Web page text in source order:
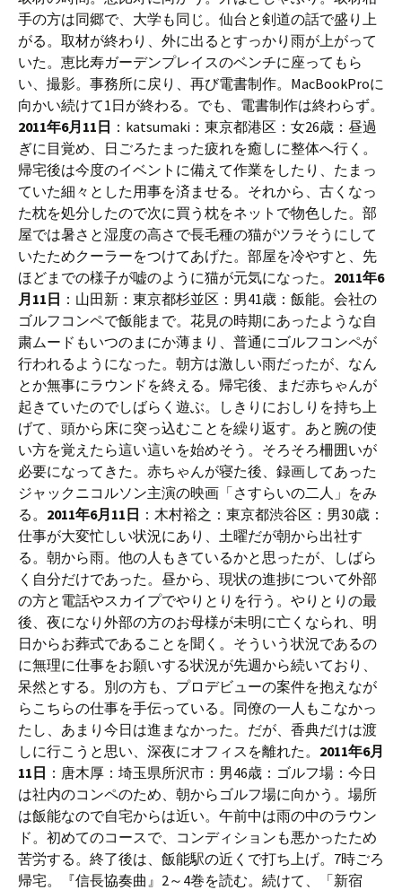
手の方は同郷で、大学も同じ。仙台と剣道の話で盛り上
がる。取材が終わり、外に出るとすっかり雨が上がって
いた。恵比寿ガーデンプレイスのベンチに座ってもら
い、撮影。事務所に戻り、再び電書制作。MacBookProに
向かい続けて1日が終わる。でも、電書制作は終わらず。
2011年6月11日 ：katsumaki：東京都港区：女26歳：昼過
ぎに目覚め、日ごろたまった疲れを癒しに整体へ行く。
帰宅後は今度のイベントに備えて作業をしたり、たまっ
ていた細々とした用事を済ませる。それから、古くなっ
た枕を処分したので次に買う枕をネットで物色した。部
屋では暑さと湿度の高さで長毛種の猫がツラそうにして
いたためクーラーをつけてあげた。部屋を冷やすと、先
ほどまでの様子が嘘のように猫が元気になった。 2011年6
月11日 ：山田新：東京都杉並区：男41歳：飯能。会社の
ゴルフコンペで飯能まで。花見の時期にあったような自
粛ムードもいつのまにか薄まり、普通にゴルフコンペが
行われるようになった。朝方は激しい雨だったが、なん
とか無事にラウンドを終える。帰宅後、まだ赤ちゃんが
起きていたのでしばらく遊ぶ。しきりにおしりを持ち上
げて、頭から床に突っ込むことを繰り返す。あと腕の使
い方を覚えたら這い這いを始めそう。そろそろ柵囲いが
必要になってきた。赤ちゃんが寝た後、録画してあった
ジャックニコルソン主演の映画「さすらいの二人」をみ
る。 2011年6月11日 ：木村裕之：東京都渋谷区：男30歳：
仕事が大変忙しい状況にあり、土曜だが朝から出社す
る。朝から雨。他の人もきているかと思ったが、しばら
く自分だけであった。昼から、現状の進捗について外部
の方と電話やスカイプでやりとりを行う。やりとりの最
後、夜になり外部の方のお母様が未明に亡くなられ、明
日からお葬式であることを聞く。そういう状況であるの
に無理に仕事をお願いする状況が先週から続いており、
呆然とする。別の方も、プロデビューの案件を抱えなが
らこちらの仕事を手伝っている。同僚の一人もこなかっ
たし、あまり今日は進まなかった。だが、香典だけは渡
しに行こうと思い、深夜にオフィスを離れた。 2011年6月
11日 ：唐木厚：埼玉県所沢市：男46歳：ゴルフ場：今日
は社内のコンペのため、朝からゴルフ場に向かう。場所
は飯能なので自宅からは近い。午前中は雨の中のラウン
ド。初めてのコースで、コンディションも悪かったため
苦労する。終了後は、飯能駅の近くで打ち上げ。7時ごろ
帰宅。『信長協奏曲』2～4巻を読む。続けて、「新宿